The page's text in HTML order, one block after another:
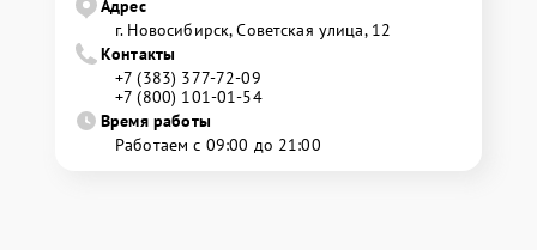
Адрес
г. Новосибирск, Советская улица, 12
Контакты
+7 (383) 377-72-09
+7 (800) 101-01-54
Время работы
Работаем с 09:00 до 21:00